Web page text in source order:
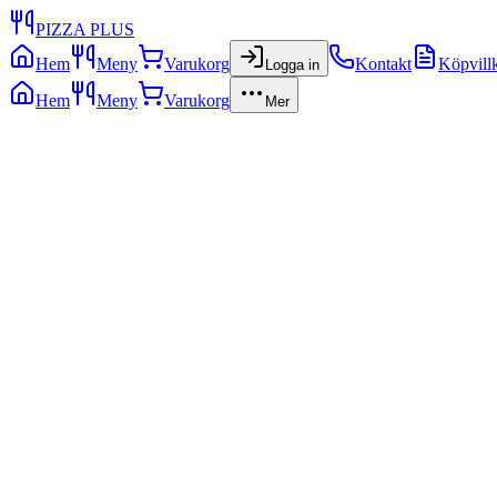
PIZZA PLUS
Hem
Meny Varukorg Logga in Kontakt
Hem
Meny Varukorg Mer